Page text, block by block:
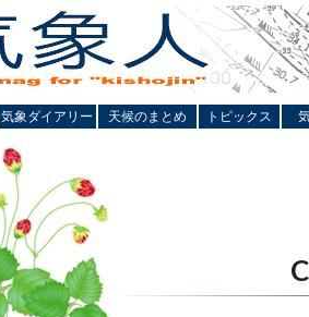
気象ダイアリー 天候のまとめ トピックス